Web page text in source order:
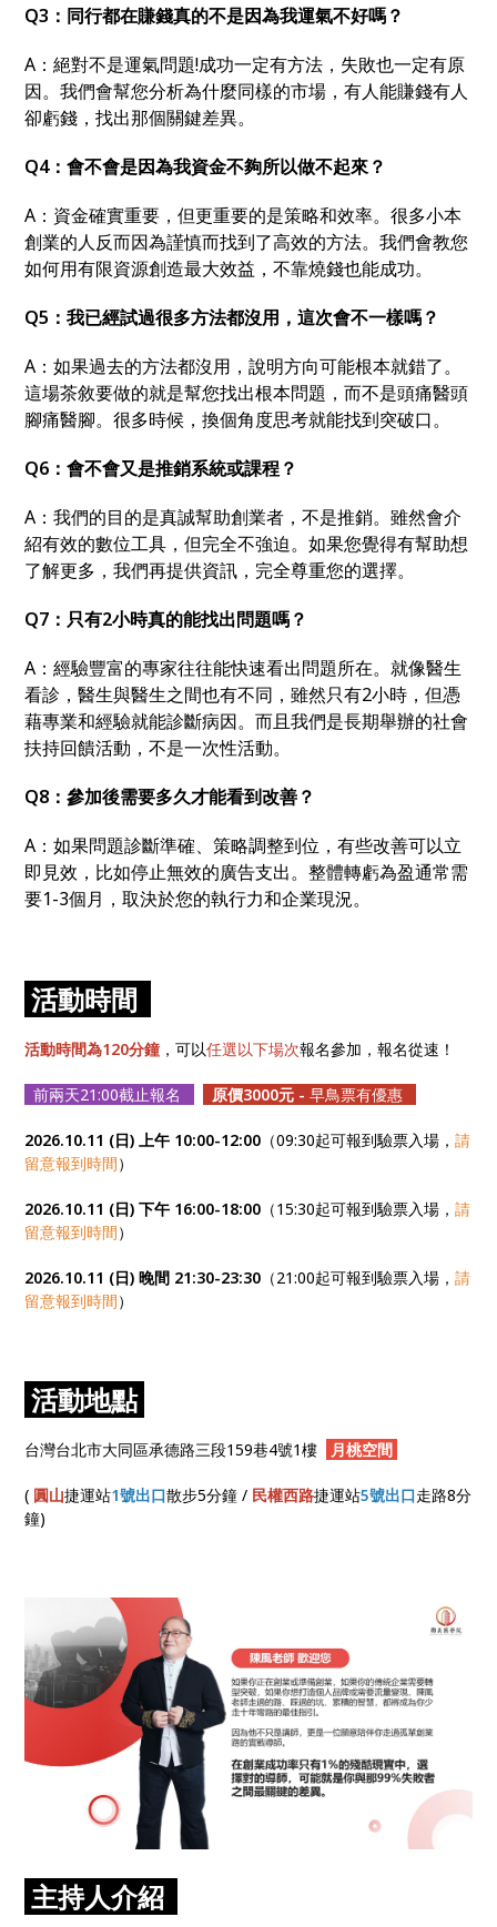
Q3 ： 同行都在賺錢真的不是因為我運氣不好嗎？
A：絕對不是運氣問題!成功一定有方法 ， 失敗也一定有原
因。我們會幫您分析為什麼同樣的市場 ，有人能賺錢有人
卻虧錢 ，找出那個關鍵差異。
Q4：會不會是因為我資金不夠所以做不起來？
A： 資金確實重要 ，但更重要的是策略和效率。很多小本
創業的人反而因為謹慎而找到了高效的方法。我們會教您
如何用有限資源創造最大效益 ，不靠燒錢也能成功。
Q5 ：我已經試過很多方法都沒用 ，這次會不一樣嗎？
A：如果過去的方法都沒用 ，說明方向可能根本就錯了。
這場茶敘要做的就是幫您找出根本問題 ，而不是頭痛醫頭
腳痛醫腳。很多時候 ，換個角度思考就能找到突破口。
Q6 ：會不會又是推銷系統或課程？
A：我們的目的是真誠幫助創業者 ，不是推銷。雖然會介
紹有效的數位工具 ，但完全不強迫。如果您覺得有幫助想
了解更多 ，我們再提供資訊 ， 完全尊重您的選擇。
Q7 ： 只有2小時真的能找出問題嗎？
A：經驗豐富的專家往往能快速看出問題所在。就像醫生
看診 ，醫生與醫生之間也有不同，雖然只有2小時 ，但憑
藉專業和經驗就能診斷病因。而且我們是長期舉辦的社會
扶持回饋活動 ，不是一次性活動。
Q8 ：參加後需要多久才能看到改善？
A：如果問題診斷準確、策略調整到位 ，有些改善可以立
即見效 ， 比如停止無效的廣告支出。整體轉虧為盈通常需
要1-3個月 ，取決於您的執行力和企業現況。
活動時間
活動時間為120分鐘 ，可以任選以下場次報名參加，報名從速！
前兩天21:00截止報名 原價3000元 -早鳥票有優惠
2026.10.11 (日) 上午 10:00-12:00 （09:30起可報到驗票入場，請
留意報到時間）
2026.10.11 (日) 下午 16:00-18:00 （15:30起可報到驗票入場，請
留意報到時間）
2026.10.11 (日) 晚間 21:30-23:30 （21:00起可報到驗票入場，請
留意報到時間）
活動地點
台灣台北市大同區承德路三段159巷4號1樓 月桃空間
( 圓山捷運站1號出口散步5分鐘 / 民權西路捷運站5號出口走路8分
鐘)
主持人介紹